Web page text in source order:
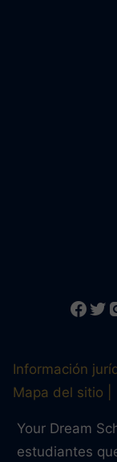
Información
Mapa del sitio
Your Dream
estudiantes